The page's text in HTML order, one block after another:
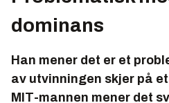
dominans
Han mener det er et
av utvinningen skjer på
MIT-mannen mener det